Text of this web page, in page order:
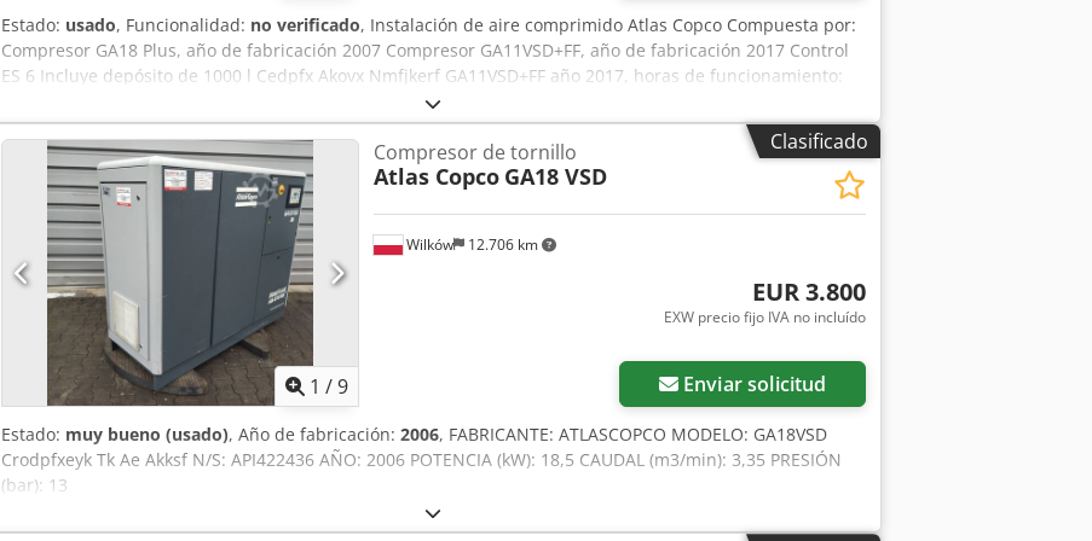
Estado: usado, Funcionalidad: no verificado, Instalación de aire comprimido Atlas Copco Compuesta por:
Compresor GA18 Plus, año de fabricación 2007 Compresor GA11VSD+FF, año de fabricación 2017 Control
ES 6 Incluye depósito de 1000 l Cedpfx Akovx Nmfjkerf GA11VSD+FF año 2017, horas de funcionamiento:
aprox. 20.000 GA18 PLUS año 2007, horas de funcionamiento: aprox. 58.000 El comprador es responsable
de la desmontaje profesional. Carretilla elevadora disponible.
Clasificado
1 /9
Wilków 12.706 km
Compresor de tornillo
Atlas Copco GA18 VSD
EUR 3.800
EXW precio fijo IVA no incluído
Enviar solicitud
Estado: muy bueno (usado), Año de fabricación: 2006, FABRICANTE: ATLASCOPCO MODELO: GA18VSD
Crodpfxeyk Tk Ae Akksf N/S: API422436 AÑO: 2006 POTENCIA (kW): 18,5 CAUDAL (m3/min): 3,35 PRESIÓN
(bar): 13